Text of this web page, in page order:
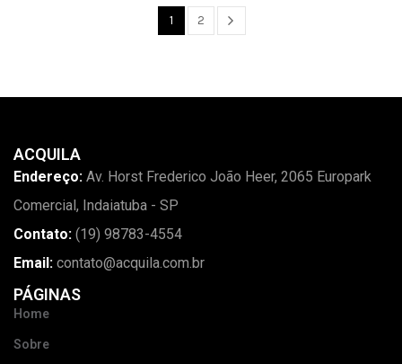
1 2
ACQUILA
Endereço: Av. Horst Frederico João Heer, 2065 Europark
Comercial, Indaiatuba - SP
Contato: (19) 98783-4554
Email: contato@acquila.com.br
PÁGINAS
Home
Sobre